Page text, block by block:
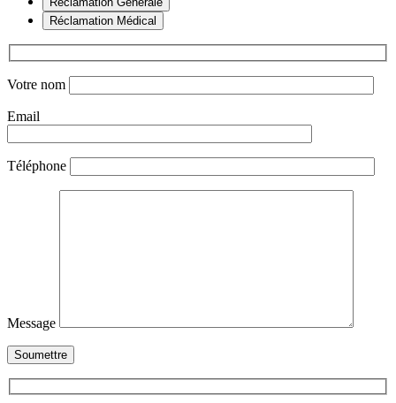
Réclamation Médical
Votre nom
Email
Téléphone
Message